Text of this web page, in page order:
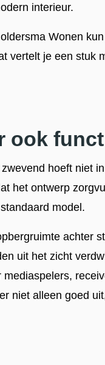
interieur.
Wonen
vertelt je een stuk
ook
hoeft niet
het ontwerp
model.
achter
uit het zicht
niet alleen goed